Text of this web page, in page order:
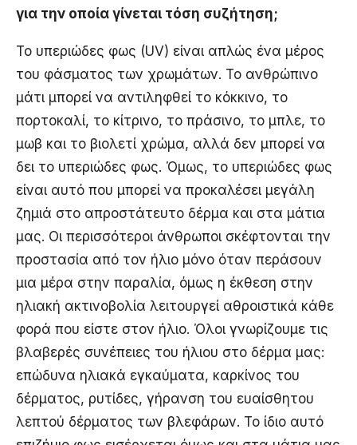
για την οποία γίνεται τόση συζήτηση;
Το υπεριώδες φως (UV) είναι απλώς ένα μέρος
του φάσματος των χρωμάτων. Το ανθρώπινο
μάτι μπορεί να αντιληφθεί το κόκκινο, το
πορτοκαλί, το κίτρινο, το πράσινο, το μπλε, το
μωβ και το βιολετί χρώμα, αλλά δεν μπορεί να
δει το υπεριώδες φως. Όμως, το υπεριώδες φως
είναι αυτό που μπορεί να προκαλέσει μεγάλη
ζημιά στο απροστάτευτο δέρμα και στα μάτια
μας. Οι περισσότεροι άνθρωποι σκέφτονται την
προστασία από τον ήλιο μόνο όταν περάσουν
μια μέρα στην παραλία, όμως η έκθεση στην
ηλιακή ακτινοβολία λειτουργεί αθροιστικά κάθε
φορά που είστε στον ήλιο. Όλοι γνωρίζουμε τις
βλαβερές συνέπειες του ήλιου στο δέρμα μας:
επώδυνα ηλιακά εγκαύματα, καρκίνος του
δέρματος, ρυτίδες, γήρανση του ευαίσθητου
λεπτού δέρματος των βλεφάρων. Το ίδιο αυτό